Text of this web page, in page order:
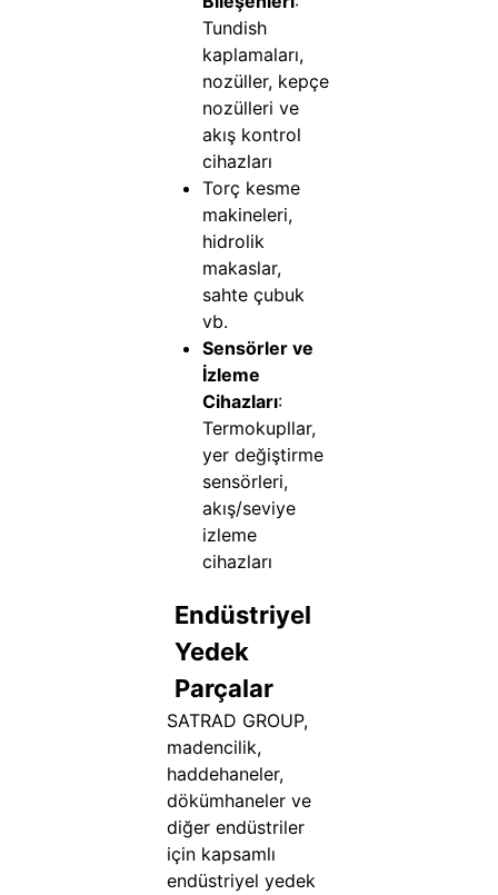
Tundish
kaplamaları,
nozüller, kepçe
nozülleri ve
akış kontrol
cihazları
Torç kesme
makineleri,
hidrolik
makaslar,
sahte çubuk
vb.
Sensörler ve
İzleme
Cihazları:
Termokupllar,
yer değiştirme
sensörleri,
akış/seviye
izleme
cihazları
Endüstriyel
Yedek
Parçalar
SATRAD GROUP,
madencilik,
haddehaneler,
dökümhaneler ve
diğer endüstriler
için kapsamlı
endüstriyel yedek